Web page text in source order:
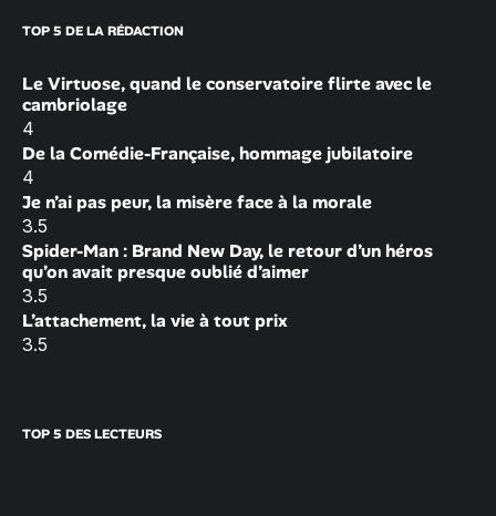
TOP 5 DE LA RÉDACTION
Le Virtuose, quand le conservatoire flirte avec le
cambriolage
4
De la Comédie-Française, hommage jubilatoire
4
Je n’ai pas peur, la misère face à la morale
3.5
Spider-Man : Brand New Day, le retour d’un héros
qu’on avait presque oublié d’aimer
3.5
L’attachement, la vie à tout prix
3.5
TOP 5 DES LECTEURS